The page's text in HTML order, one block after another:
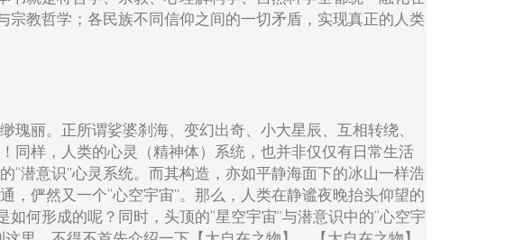
教哲学；各民族不同信仰之间的一切矛盾，实现真正的人类
丽。正所谓娑婆刹海、变幻出奇、小大星辰、互相转绕、
同样，人类的心灵（精神体）系统，也并非仅仅有日常生活
潜意识”心灵系统。而其构造，亦如平静海面下的冰山一样浩
俨然又一个“心空宇宙”。那么，人类在静谧夜晚抬头仰望的
何形成的呢？同时，头顶的“星空宇宙”与潜意识中的“心空宇